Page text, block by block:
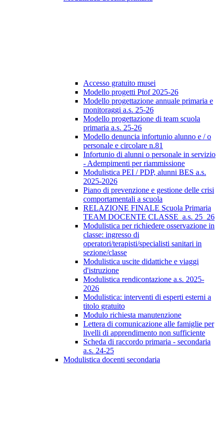
Accesso gratuito musei
Modello progetti Ptof 2025-26
Modello progettazione annuale primaria e
monitoraggi a.s. 25-26
Modello progettazione di team scuola
primaria a.s. 25-26
Modello denuncia infortunio alunno e / o
personale e circolare n.81
Infortunio di alunni o personale in servizio
- Adempimenti per riammissione
Modulistica PEI / PDP, alunni BES a.s.
2025-2026
Piano di prevenzione e gestione delle crisi
comportamentali a scuola
RELAZIONE FINALE Scuola Primaria
TEAM DOCENTE CLASSE_a.s. 25_26
Modulistica per richiedere osservazione in
classe: ingresso di
operatori/terapisti/specialisti sanitari in
sezione/classe
Modulistica uscite didattiche e viaggi
d'istruzione
Modulistica rendicontazione a.s. 2025-
2026
Modulistica: interventi di esperti esterni a
titolo gratuito
Modulo richiesta manutenzione
Lettera di comunicazione alle famiglie per
livelli di apprendimento non sufficiente
Scheda di raccordo primaria - secondaria
a.s. 24-25
Modulistica docenti secondaria